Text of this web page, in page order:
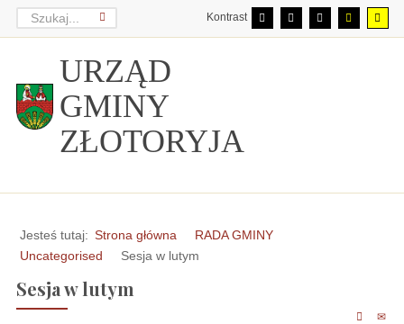
Kontrast
URZĄD
GMINY
ZŁOTORYJA
Jesteś tutaj: Strona główna
RADA GMINY
Uncategorised
Sesja w lutym
Sesja w lutym